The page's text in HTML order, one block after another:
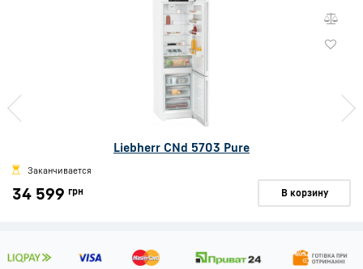
Liebherr CNd 5703 Pure
Заканчивается
34 599 грн В корзину